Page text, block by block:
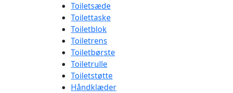
Toiletsæde
Toilettaske
Toiletblok
Toiletrens
Toiletbørste
Toiletrulle
Toiletstøtte
Håndklæder